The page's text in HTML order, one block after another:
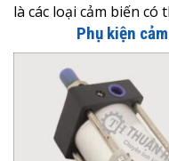
là các loại cảm biến có
Phụ kiện